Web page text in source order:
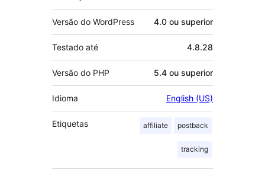
Versão do WordPress 4.0 ou superior
Testado até 4.8.28
Versão do PHP 5.4 ou superior
Idioma English (US)
Etiquetas affiliate postback
tracking